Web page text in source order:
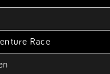
Race